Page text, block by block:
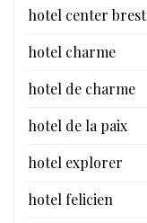
hotel center brest
hotel charme
hotel de charme
hotel de la paix
hotel explorer
hotel felicien